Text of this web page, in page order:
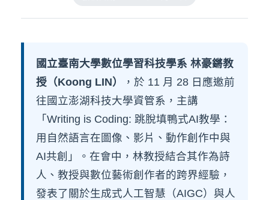
國立臺南大學數位學習科技學系 林豪鏘教
授（Koong LIN）
，於 11 月 28 日應邀前
往國立澎湖科技大學資管系，主講
「Writing is Coding: 跳脫填鴨式AI教學：
用自然語言在圖像、影片、動作創作中與
AI共創」。在會中，林教授結合其作為詩
人、教授與數位藝術創作者的跨界經驗，
發表了關於生成式人工智慧（AIGC）與人